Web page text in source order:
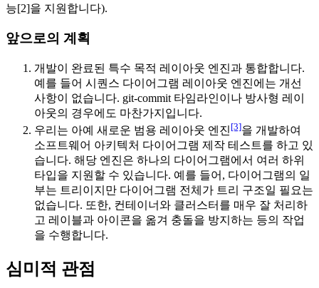
능[2]을 지원합니다).
앞으로의 계획
개발이 완료된 특수 목적 레이아웃 엔진과 통합합니다.
예를 들어 시퀀스 다이어그램 레이아웃 엔진에는 개선
사항이 없습니다. git-commit 타임라인이나 방사형 레이
아웃의 경우에도 마찬가지입니다.
우리는 아예 새로운 범용 레이아웃 엔진 [3]을 개발하여
소프트웨어 아키텍처 다이어그램 제작 테스트를 하고 있
습니다. 해당 엔진은 하나의 다이어그램에서 여러 하위
타입을 지원할 수 있습니다. 예를 들어, 다이어그램의 일
부는 트리이지만 다이어그램 전체가 트리 구조일 필요는
없습니다. 또한, 컨테이너와 클러스터를 매우 잘 처리하
고 레이블과 아이콘을 옮겨 충돌을 방지하는 등의 작업
을 수행합니다.
심미적 관점